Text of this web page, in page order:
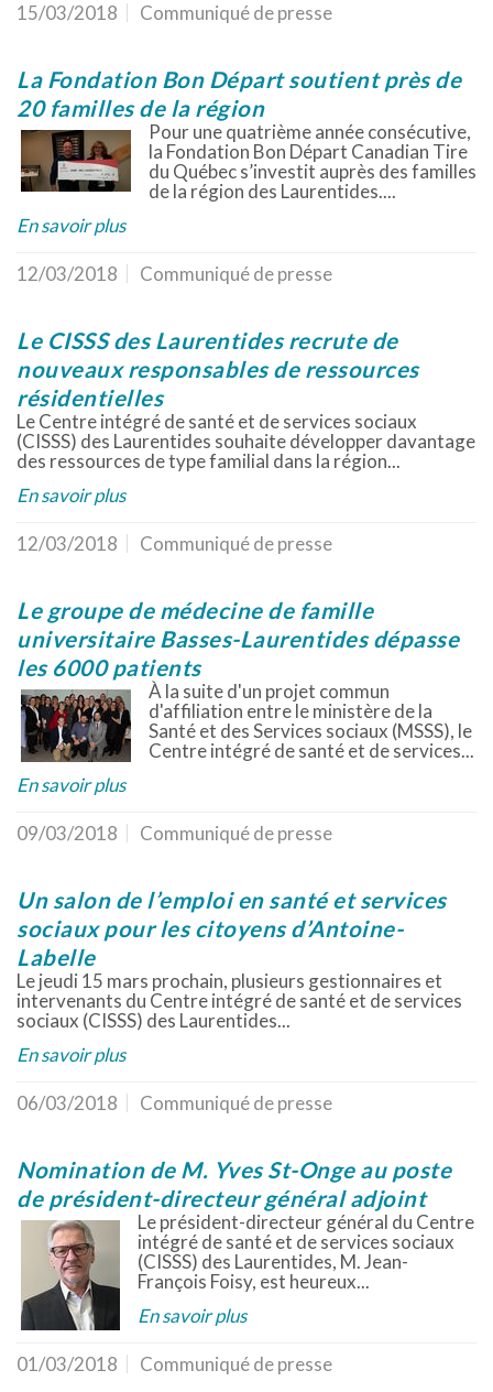
15/03/2018 Communiqué de presse
La Fondation Bon Départ soutient près de
20 familles de la région
Pour une quatrième année consécutive,
la Fondation Bon Départ Canadian Tire
du Québec s’investit auprès des familles
de la région des Laurentides....
En savoir plus
12/03/2018 Communiqué de presse
Le CISSS des Laurentides recrute de
nouveaux responsables de ressources
résidentielles
Le Centre intégré de santé et de services sociaux
(CISSS) des Laurentides souhaite développer davantage
des ressources de type familial dans la région...
En savoir plus
12/03/2018 Communiqué de presse
Le groupe de médecine de famille
universitaire Basses-Laurentides dépasse
les 6000 patients
À la suite d'un projet commun
d'affiliation entre le ministère de la
Santé et des Services sociaux (MSSS), le
Centre intégré de santé et de services...
En savoir plus
09/03/2018 Communiqué de presse
Un salon de l’emploi en santé et services
sociaux pour les citoyens d’Antoine-
Labelle
Le jeudi 15 mars prochain, plusieurs gestionnaires et
intervenants du Centre intégré de santé et de services
sociaux (CISSS) des Laurentides...
En savoir plus
06/03/2018 Communiqué de presse
Nomination de M. Yves St-Onge au poste
de président-directeur général adjoint
Le président-directeur général du Centre
intégré de santé et de services sociaux
(CISSS) des Laurentides, M. Jean-
François Foisy, est heureux...
En savoir plus
01/03/2018 Communiqué de presse